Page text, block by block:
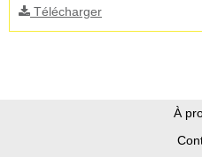
Télécharger
À